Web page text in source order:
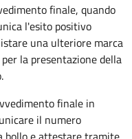
finale, quando
l'esito positivo
una ulteriore marca
la presentazione della
finale in
il numero